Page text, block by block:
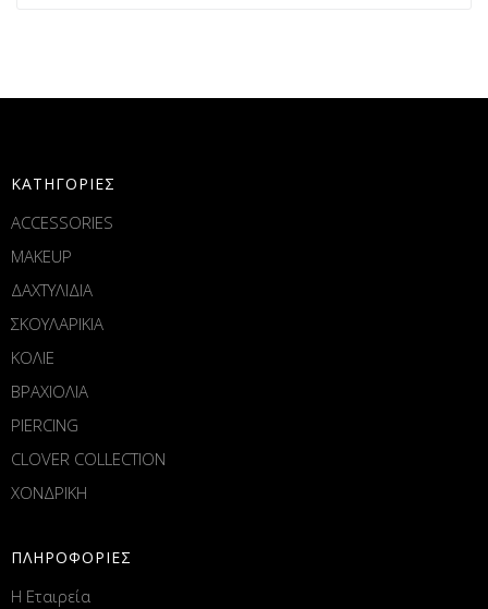
ΚΑΤΗΓΟΡΙΕΣ
ACCESSORIES
MAKEUP
ΔΑΧΤΥΛΙΔΙΑ
ΣΚΟΥΛΑΡΙΚΙΑ
ΚΟΛΙΕ
ΒΡΑΧΙΟΛΙΑ
PIERCING
CLOVER COLLECTION
ΧΟΝΔΡΙΚΗ
ΠΛΗΡΟΦΟΡΙΕΣ
Η Εταιρεία